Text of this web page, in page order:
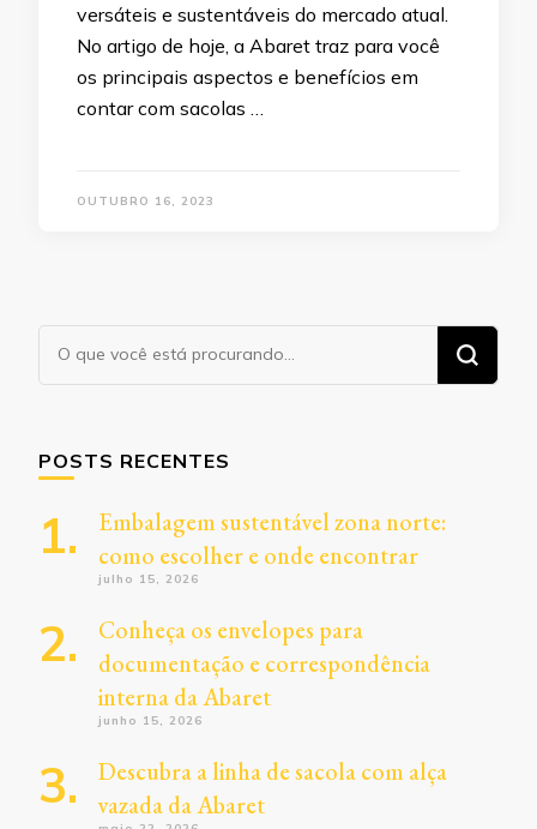
versáteis e sustentáveis do mercado atual.
No artigo de hoje, a Abaret traz para você
os principais aspectos e benefícios em
contar com sacolas …
OUTUBRO 16, 2023
Procurando
algo?
POSTS RECENTES
Embalagem sustentável zona norte:
como escolher e onde encontrar
julho 15, 2026
Conheça os envelopes para
documentação e correspondência
interna da Abaret
junho 15, 2026
Descubra a linha de sacola com alça
vazada da Abaret